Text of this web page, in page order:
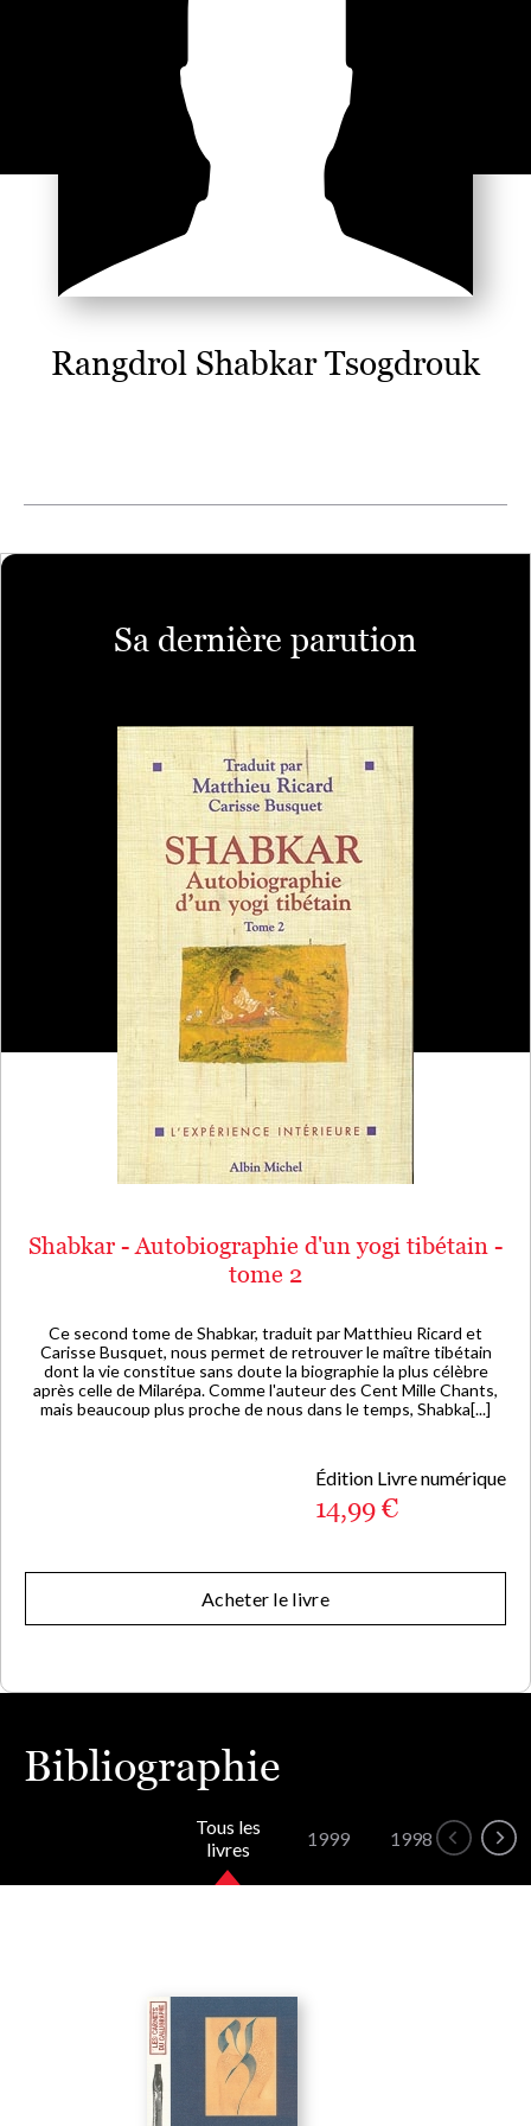
Rangdrol Shabkar Tsogdrouk
Sa dernière parution
Shabkar - Autobiographie d'un yogi tibétain -
tome 2
Ce second tome de Shabkar, traduit par Matthieu Ricard et
Carisse Busquet, nous permet de retrouver le maître tibétain
dont la vie constitue sans doute la biographie la plus célèbre
après celle de Milarépa. Comme l'auteur des Cent Mille Chants,
mais beaucoup plus proche de nous dans le temps, Shabka[...]
Édition Livre numérique
14,99 €
Acheter le livre
Bibliographie
Tous les
livres
1999 1998